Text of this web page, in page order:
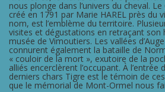
nous plonge dans l’univers du cheval. Le
créé en 1791 par Marie HAREL près du
nom, est l’emblème du territoire.
visites et dégustations en retraçant son
musée de Vimoutiers. Les vallées
connurent également la bataille de
« couloir de la mort », exutoire de la
alliés encerclèrent l’occupant. À l’entrée
derniers chars Tigre est le témoin de
que le mémorial de Mont-Ormel nous